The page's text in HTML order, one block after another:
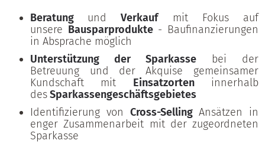
Beratung undVerkaufmit Fokus auf
unsere Bausparprodukte- Baufinanzierungen
in Absprache möglich
Unterstützung der Sparkasse bei der
Betreuung und der Akquise gemeinsamer
Kundschaft mit Einsatzorteninnerhalb
desSparkassengeschäftsgebietes
Identifizierung von Cross-SellingAnsätzen in
enger Zusammenarbeit mit der zugeordneten
Sparkasse